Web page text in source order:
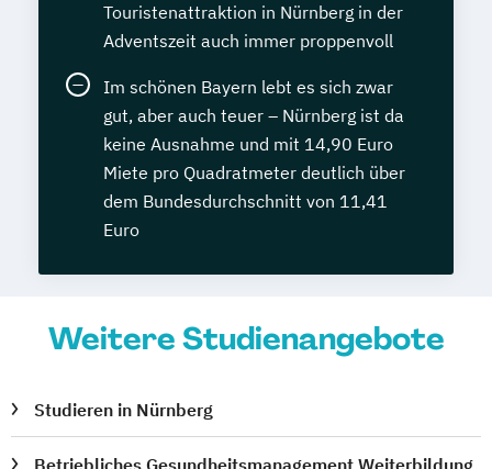
Touristenattraktion in Nürnberg in der
Adventszeit auch immer proppenvoll
Im schönen Bayern lebt es sich zwar
gut, aber auch teuer – Nürnberg ist da
keine Ausnahme und mit 14,90 Euro
Miete pro Quadratmeter deutlich über
dem Bundesdurchschnitt von 11,41
Euro
Weitere Studienangebote
Studieren in Nürnberg
Betriebliches Gesundheitsmanagement Weiterbildung